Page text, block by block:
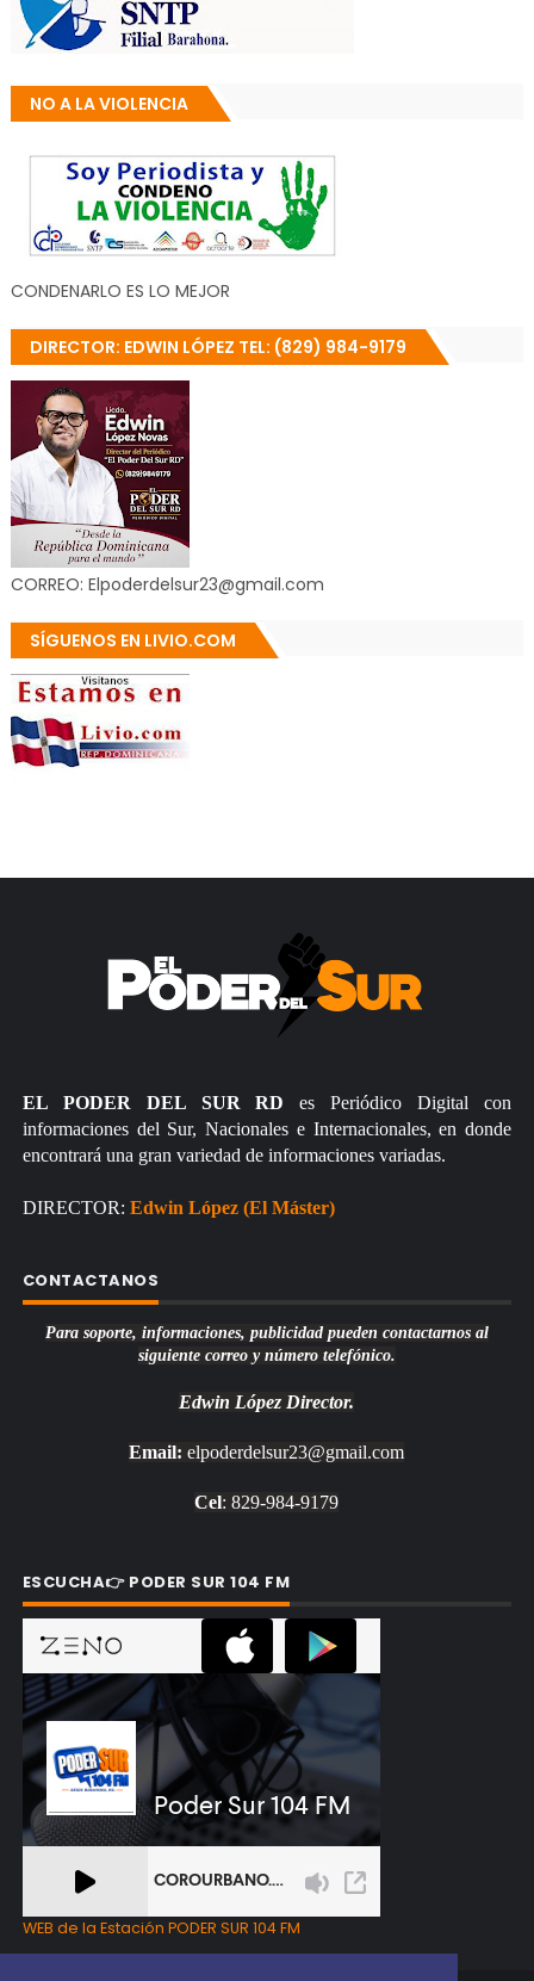
NO A LA VIOLENCIA
CONDENARLO ES LO MEJOR
DIRECTOR: EDWIN LÓPEZ TEL: (829) 984-9179
CORREO: Elpoderdelsur23@gmail.com
SÍGUENOS EN LIVIO.COM
EL PODER DEL SUR RD es Periódico Digital con
informaciones del Sur, Nacionales e Internacionales, en donde
encontrará una gran variedad de informaciones variadas.
DIRECTOR: Edwin López (El Máster)
CONTACTANOS
Para soporte, informaciones, publicidad pueden contactarnos al
siguiente correo y número telefónico.
Edwin López Director.
Email: elpoderdelsur23@gmail.com
Cel: 829-984-9179
ESCUCHA👉 PODER SUR 104 FM
WEB de la Estación PODER SUR 104 FM